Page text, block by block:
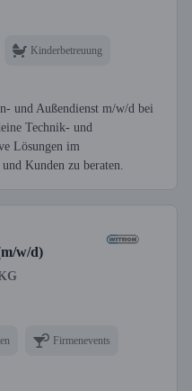
Kinderbetreuung
und Außendienst m/w/d bei
Technik- und
Lösungen im
Kunden zu beraten.
w/d)
Firmenevents